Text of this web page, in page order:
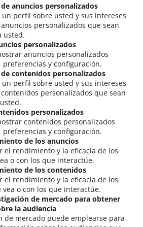
anuncios personalizados
un perfil sobre usted y sus intereses
personalizados que sean
usted.
personalizados
anuncios personalizados
y configuración.
contenidos personalizados
un perfil sobre usted y sus intereses
personalizados que sean
personalizados
contenidos personalizados
y configuración.
de los anuncios
el rendimiento y la eficacia de los
o con los que interactúe.
de los contenidos
el rendimiento y la eficacia de los
o con los que interactúe.
de mercado para obtener
la audiencia
de mercado puede emplearse para